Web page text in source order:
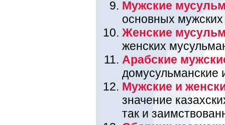
Мужские
основных
Женские
женских
Арабские
домусульманские
Мужские и
значение
так и